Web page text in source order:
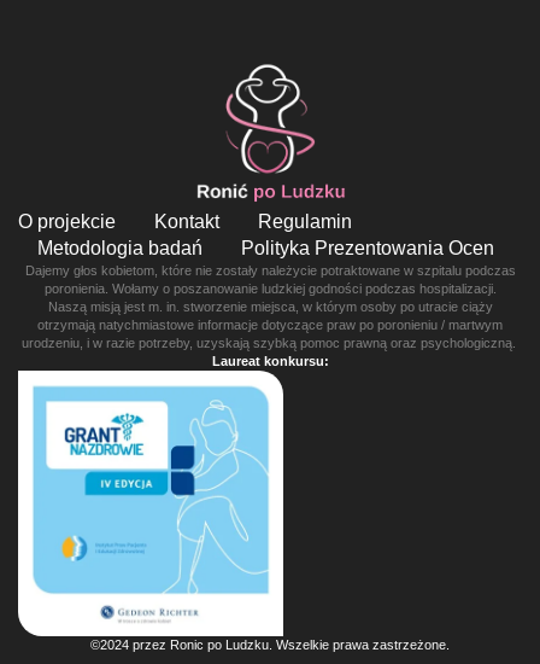
O projekcie Kontakt
Regulamin
Metodologia badań
Polityka Prezentowania Ocen
Dajemy głos kobietom, które nie zostały należycie potraktowane w szpitalu podczas
poronienia. Wołamy o poszanowanie ludzkiej godności podczas hospitalizacji.
Naszą misją jest m. in. stworzenie miejsca, w którym osoby po utracie ciąży
otrzymają natychmiastowe informacje dotyczące praw po poronieniu / martwym
urodzeniu, i w razie potrzeby, uzyskają szybką pomoc prawną oraz psychologiczną.
Laureat konkursu:
©2024 przez Ronic po Ludzku. Wszelkie prawa zastrzeżone.